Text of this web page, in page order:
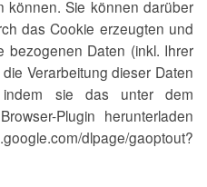
können. Sie können darüber
das Cookie erzeugten und
bezogenen Daten (inkl. Ihrer
Verarbeitung dieser Daten
indem sie das unter dem
Plugin herunterladen
dlpage/gaoptout?